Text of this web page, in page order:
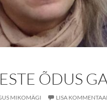
ÕDUS
MIKOMÄGI LISA